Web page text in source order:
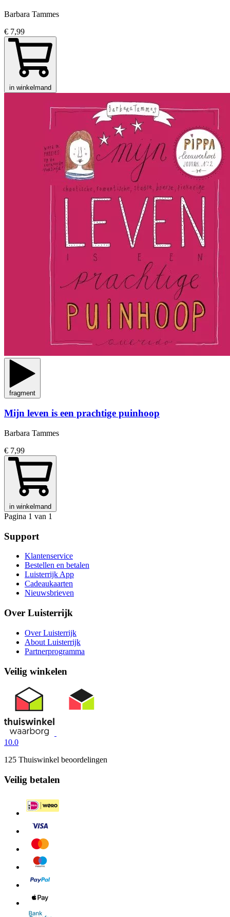
Barbara Tammes
€ 7,99
in winkelmand
fragment
Mijn leven is een prachtige puinhoop
Barbara Tammes
€ 7,99
in winkelmand
Pagina 1 van 1
Support
Klantenservice
Bestellen en betalen
Luisterrijk App
Cadeaukaarten
Nieuwsbrieven
Over Luisterrijk
Over Luisterrijk
About Luisterrijk
Partnerprogramma
Veilig winkelen
10.0
125 Thuiswinkel beoordelingen
Veilig betalen